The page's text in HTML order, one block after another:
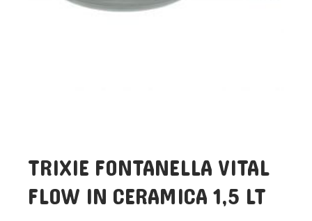
TRIXIE FONTANELLA VITAL
FLOW IN CERAMICA 1,5 LT